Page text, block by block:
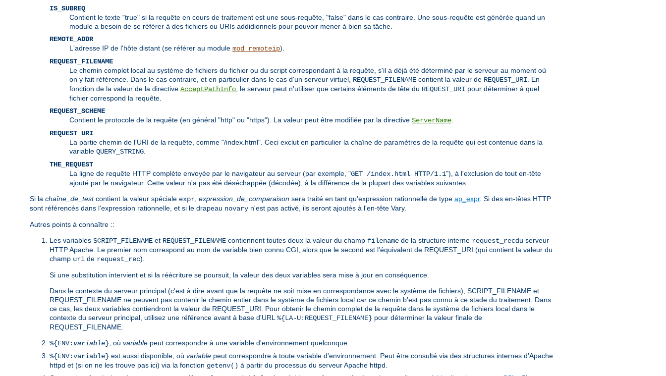
IS_SUBREQ
Contient le texte "true" si la requête en cours de traitement est une sous-requête, "false" dans le cas contraire. Une sous-requête est générée quand un
module a besoin de se référer à des fichiers ou URIs addidionnels pour pouvoir mener à bien sa tâche.
REMOTE_ADDR
L'adresse IP de l'hôte distant (se référer au module mod_remoteip).
REQUEST_FILENAME
Le chemin complet local au système de fichiers du fichier ou du script correspondant à la requête, s'il a déjà été déterminé par le serveur au moment où
on y fait référence. Dans le cas contraire, et en particulier dans le cas d'un serveur virtuel, REQUEST_FILENAME contient la valeur de REQUEST_URI . En
fonction de la valeur de la directive AcceptPathInfo , le serveur peut n'utiliser que certains éléments de tête du REQUEST_URI pour déterminer à quel
fichier correspond la requête.
REQUEST_SCHEME
Contient le protocole de la requête (en général "http" ou "https"). La valeur peut être modifiée par la directive ServerName
REQUEST_URI
La partie chemin de l'URI de la requête, comme "/index.html". Ceci exclut en particulier la chaîne de paramètres de la requête qui est contenue dans la
variable QUERY_STRING
THE_REQUEST
La ligne de requête HTTP complète envoyée par le navigateur au serveur (par exemple, "GET /index.html HTTP/1.1"), à l'exclusion de tout en-tête
ajouté par le navigateur. Cette valeur n'a pas été déséchappée (décodée), à la différence de la plupart des variables suivantes.
Si la chaîne_de_testcontient la valeur spéciale expr expression_de_comparaison sera traité en tant qu'expression rationnelle de type ap_expr. Si des en-têtes HTTP
sont référencés dans l'expression rationnelle, et si le drapeau novary n'est pas activé, ils seront ajoutés à l'en-tête Vary.
Autres points à connaître ::
Les variables SCRIPT_FILENAME et REQUEST_FILENAME contiennent toutes deux la valeur du champ filename de la structure interne request_recdu serveur
HTTP Apache. Le premier nom correspond au nom de variable bien connu CGI, alors que le second est l'équivalent de REQUEST_URI (qui contient la valeur du
champ uri de request_rec).
Si une substitution intervient et si la réécriture se poursuit, la valeur des deux variables sera mise à jour en conséquence.
Dans le contexte du serveur principal (c'est à dire avant que la requête ne soit mise en correspondance avec le système de fichiers), SCRIPT_FILENAME et
REQUEST_FILENAME ne peuvent pas contenir le chemin entier dans le système de fichiers local car ce chemin b'est pas connu à ce stade du traitement. Dans
ce cas, les deux variables contiendront la valeur de REQUEST_URI. Pour obtenir le chemin complet de la requête dans le système de fichiers local dans le
contexte du serveur principal, utilisez une référence avant à base d'URL %{LA-U:REQUEST_FILENAME} pour déterminer la valeur finale de
REQUEST_FILENAME.
%{ENV: variable} , où variable peut correspondre à une variable d'environnement quelconque.
%{ENV:variable} est aussi disponible, où variable peut correspondre à toute variable d'environnement. Peut être consulté via des structures internes d'Apache
httpd et (si on ne les trouve pas ici) via la fonction getenv() à partir du processus du serveur Apache httpd.